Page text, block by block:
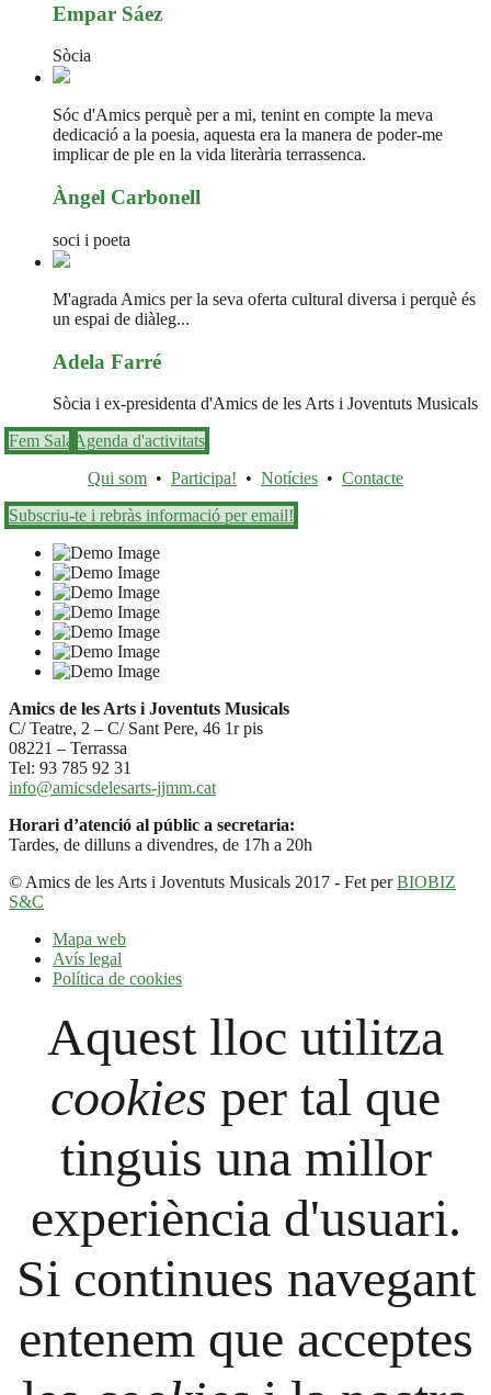
Empar Sáez
Sòcia
Sóc d'Amics perquè per a mi, tenint en compte la meva
dedicació a la poesia, aquesta era la manera de poder-me
implicar de ple en la vida literària terrassenca.
Àngel Carbonell
soci i poeta
M'agrada Amics per la seva oferta cultural diversa i perquè és
un espai de diàleg...
Adela Farré
Sòcia i ex-presidenta d'Amics de les Arts i Joventuts Musicals
Fem Sala Agenda d'activitats
Qui som • Participa! • Notícies • Contacte
Subscriu-te i rebràs informació per email!
Amics de les Arts i Joventuts Musicals
C/ Teatre, 2 – C/ Sant Pere, 46 1r pis
08221 – Terrassa
Tel: 93 785 92 31
info@amicsdelesarts-jjmm.cat
Horari d’atenció al públic a secretaria:
Tardes, de dilluns a divendres, de 17h a 20h
© Amics de les Arts i Joventuts Musicals 2017 - Fet perBIOBIZ
S&C
Mapa web
Avís legal
Política de cookies
Aquest lloc utilitza
cookies per tal que
tinguis una millor
experiència d'usuari.
Si continues navegant
entenem que acceptes